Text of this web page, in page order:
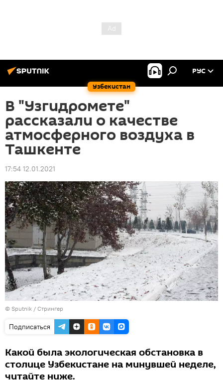
Узбекистан
РУС
В "Узгидромете"
рассказали о качестве
атмосферного воздуха в
Ташкенте
17:54 12.01.2021
© Sputnik / Стрингер
Подписаться
Какой была экологическая обстановка в
столице Узбекистане на минувшей неделе,
читайте ниже.